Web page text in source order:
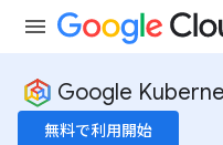
Google
無料で利用開始